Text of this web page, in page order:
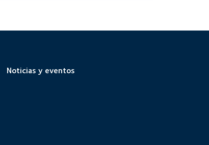
Noticias y eventos